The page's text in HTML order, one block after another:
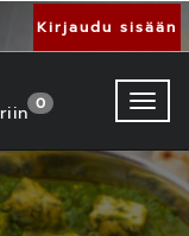
Kirjaudu sisään
0